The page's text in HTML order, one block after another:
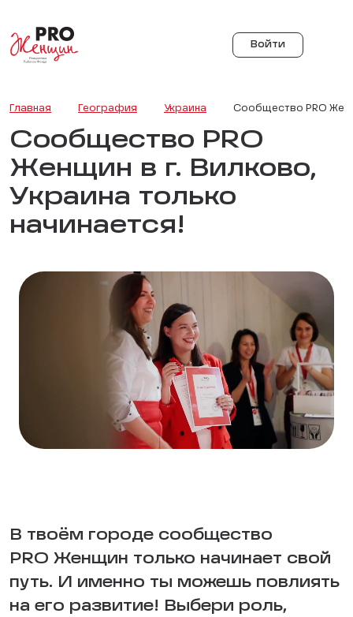
Войти
Главная География Украина Сообщество PRO
Сообщество PRO
Женщин в г. Вилково,
Украина только
начинается!
В твоём городе сообщество
PRO Женщин только начинает свой
путь. И именно ты можешь повлиять
на его развитие! Выбери роль,